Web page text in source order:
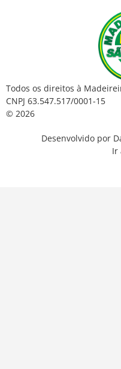
Todos os direitos à
CNPJ 63.547.517/0001-15
© 2026
Desenvolvido por
Ir